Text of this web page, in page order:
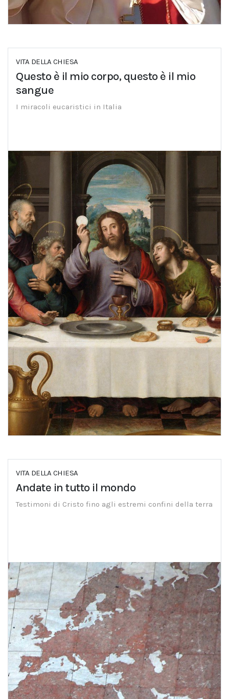
VITA DELLA CHIESA
Questo è il mio corpo, questo è il mio
sangue
I miracoli eucaristici in Italia
VITA DELLA CHIESA
Andate in tutto il mondo
Testimoni di Cristo fino agli estremi confini della terra